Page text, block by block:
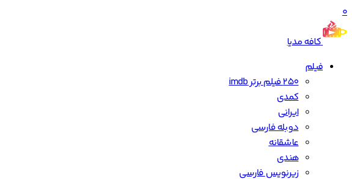
0
کافه مدیا
فیلم
250 فیلم برتر imdb
کمدی
ایرانی
دوبله فارسی
عاشقانه
هندی
زیرنویس فارسی